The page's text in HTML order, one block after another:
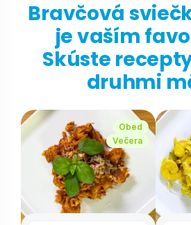
Bravčová
je vaším
Skúste
druhmi
Obed
Večera